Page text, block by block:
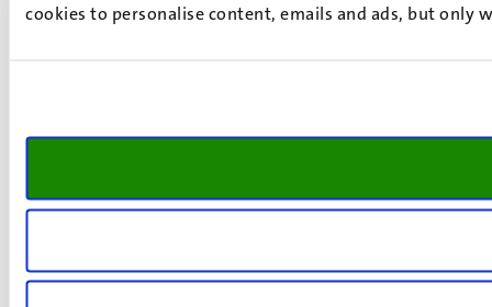
cookies to personalise content, emails and ads, but only